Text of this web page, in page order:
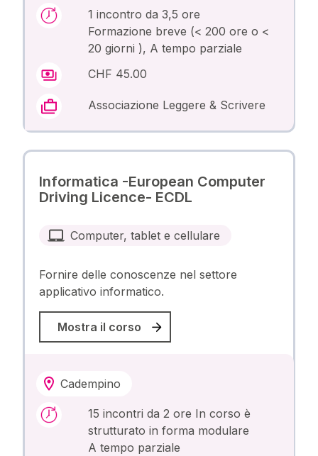
1 incontro da 3,5 ore
Formazione breve (< 200 ore o <
20 giorni ), A tempo parziale
CHF 45.00
Associazione Leggere & Scrivere
Informatica -European Computer
Driving Licence- ECDL
Computer, tablet e cellulare
Fornire delle conoscenze nel settore
applicativo informatico.
Mostra il corso
Cadempino
15 incontri da 2 ore In corso è
strutturato in forma modulare
A tempo parziale